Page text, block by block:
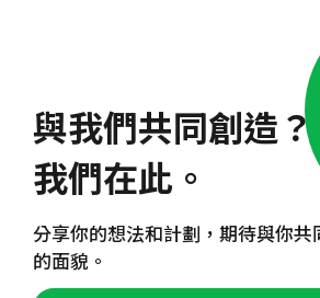
與我們共同創造？
我們在此。
分享你的想法和計劃，期待與你共
的面貌。